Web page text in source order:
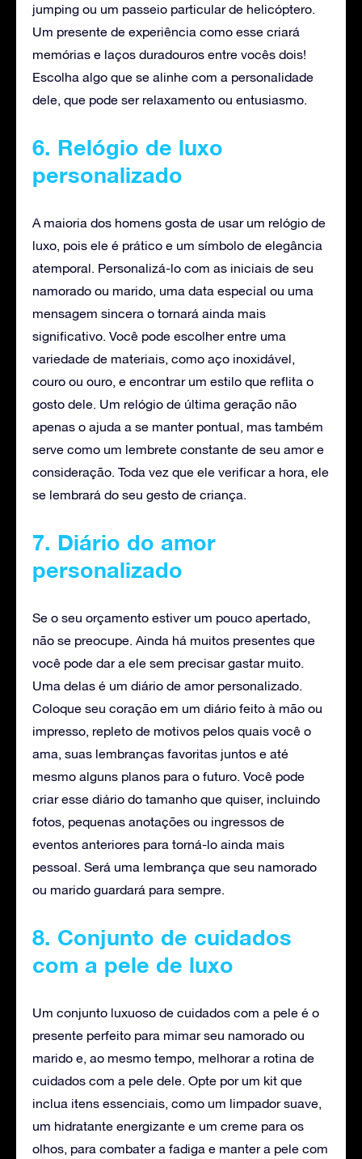
jumping ou um passeio particular de helicóptero.
Um presente de experiência como esse criará
memórias e laços duradouros entre vocês dois!
Escolha algo que se alinhe com a personalidade
dele, que pode ser relaxamento ou entusiasmo.
6. Relógio de luxo
personalizado
A maioria dos homens gosta de usar um relógio de
luxo, pois ele é prático e um símbolo de elegância
atemporal. Personalizá-lo com as iniciais de seu
namorado ou marido, uma data especial ou uma
mensagem sincera o tornará ainda mais
significativo. Você pode escolher entre uma
variedade de materiais, como aço inoxidável,
couro ou ouro, e encontrar um estilo que reflita o
gosto dele. Um relógio de última geração não
apenas o ajuda a se manter pontual, mas também
serve como um lembrete constante de seu amor e
consideração. Toda vez que ele verificar a hora, ele
se lembrará do seu gesto de criança.
7. Diário do amor
personalizado
Se o seu orçamento estiver um pouco apertado,
não se preocupe. Ainda há muitos presentes que
você pode dar a ele sem precisar gastar muito.
Uma delas é um diário de amor personalizado.
Coloque seu coração em um diário feito à mão ou
impresso, repleto de motivos pelos quais você o
ama, suas lembranças favoritas juntos e até
mesmo alguns planos para o futuro. Você pode
criar esse diário do tamanho que quiser, incluindo
fotos, pequenas anotações ou ingressos de
eventos anteriores para torná-lo ainda mais
pessoal. Será uma lembrança que seu namorado
ou marido guardará para sempre.
8. Conjunto de cuidados
com a pele de luxo
Um conjunto luxuoso de cuidados com a pele é o
presente perfeito para mimar seu namorado ou
marido e, ao mesmo tempo, melhorar a rotina de
cuidados com a pele dele. Opte por um kit que
inclua itens essenciais, como um limpador suave,
um hidratante energizante e um creme para os
olhos, para combater a fadiga e manter a pele com